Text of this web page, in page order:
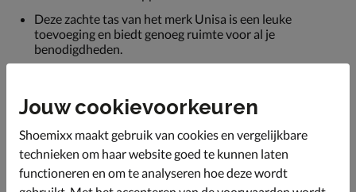
Deze zachte tas van het merk Unisa is een leuke
toevoeging en biedt genoeg ruimte voor al je
benodigdheden.
De tas bestaat uit één groot hoofdvak met een
afgesloten zijvak voor kostbaarheden. Het hoofdvak is
af te sluiten met een magnetische drukknoop.
Afmetingen: 49x27x13 cm.
Jouw cookievoorkeuren
Shoemixx maakt gebruik van cookies en vergelijkbare
technieken om haar website goed te kunnen laten
functioneren en om te analyseren hoe deze wordt